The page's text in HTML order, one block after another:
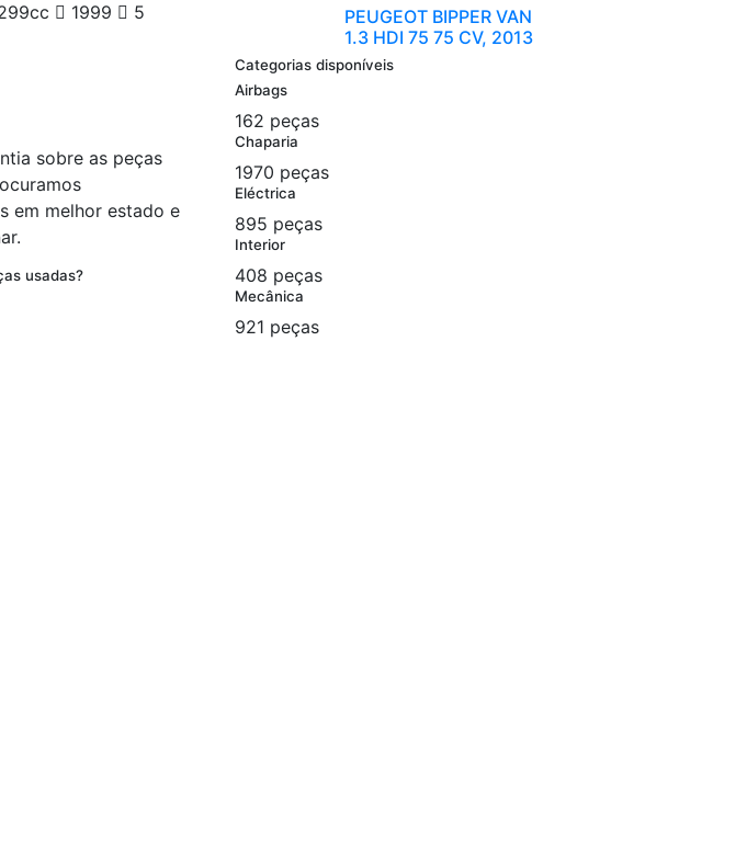
1999 5
sobre as peças
em melhor estado e
usadas?
PEUGEOT BIPPER VAN
1.3 HDI 75 75 CV, 2013
Categorias disponíveis
Airbags
162 peças
Chaparia
1970 peças
Eléctrica
895 peças
Interior
408 peças
Mecânica
921 peças